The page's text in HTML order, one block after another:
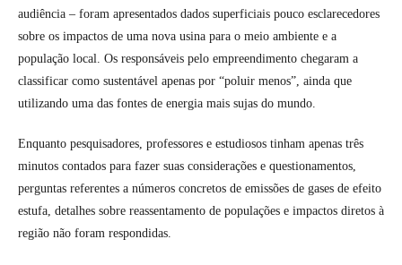
audiência – foram apresentados dados superficiais pouco esclarecedores
sobre os impactos de uma nova usina para o meio ambiente e a
população local. Os responsáveis pelo empreendimento chegaram a
classificar como sustentável apenas por “poluir menos”, ainda que
utilizando uma das fontes de energia mais sujas do mundo.
Enquanto pesquisadores, professores e estudiosos tinham apenas três
minutos contados para fazer suas considerações e questionamentos,
perguntas referentes a números concretos de emissões de gases de efeito
estufa, detalhes sobre reassentamento de populações e impactos diretos à
região não foram respondidas.